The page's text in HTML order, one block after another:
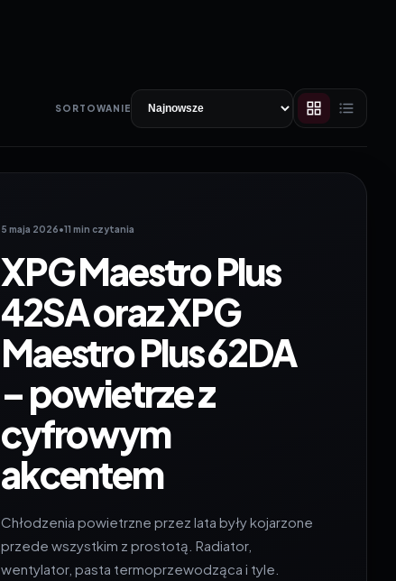
SORTOWANIE
5 maja 2026•11 min czytania
XPG Maestro Plus
42SA oraz XPG
Maestro Plus 62DA
– powietrze z
cyfrowym
akcentem
Chłodzenia powietrzne przez lata były kojarzone
przede wszystkim z prostotą. Radiator,
wentylator, pasta termoprzewodząca i tyle.